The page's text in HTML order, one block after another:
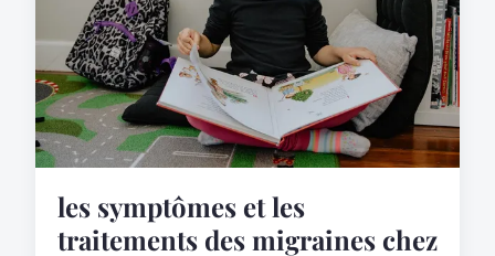
les symptômes et les
traitements des migraines chez